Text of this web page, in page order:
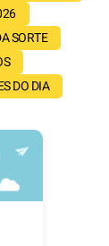
SORTE
DO DIA